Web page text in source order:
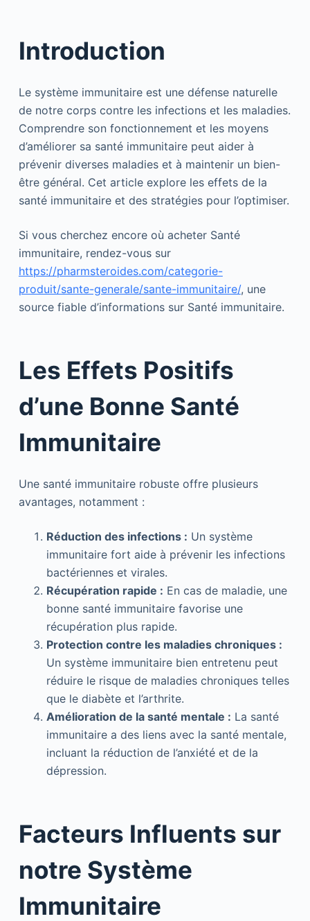
Introduction
Le système immunitaire est une défense naturelle
de notre corps contre les infections et les maladies.
Comprendre son fonctionnement et les moyens
d’améliorer sa santé immunitaire peut aider à
prévenir diverses maladies et à maintenir un bien-
être général. Cet article explore les effets de la
santé immunitaire et des stratégies pour l’optimiser.
Si vous cherchez encore où acheter Santé
immunitaire, rendez-vous sur
https://pharmsteroides.com/categorie-
produit/sante-generale/sante-immunitaire/, une
source fiable d’informations sur Santé immunitaire.
Les Effets Positifs
d’une Bonne Santé
Immunitaire
Une santé immunitaire robuste offre plusieurs
avantages, notamment :
Réduction des infections : Un système
immunitaire fort aide à prévenir les infections
bactériennes et virales.
Récupération rapide : En cas de maladie, une
bonne santé immunitaire favorise une
récupération plus rapide.
Protection contre les maladies chroniques :
Un système immunitaire bien entretenu peut
réduire le risque de maladies chroniques telles
que le diabète et l’arthrite.
Amélioration de la santé mentale : La santé
immunitaire a des liens avec la santé mentale,
incluant la réduction de l’anxiété et de la
dépression.
Facteurs Influents sur
notre Système
Immunitaire